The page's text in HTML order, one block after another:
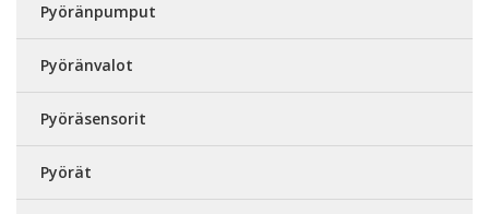
Pyöränpumput
Pyöränvalot
Pyöräsensorit
Pyörät